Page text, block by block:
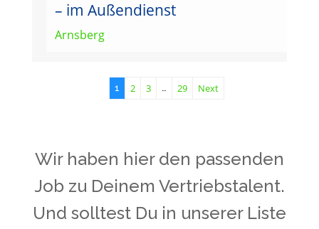
– im Außendienst
Arnsberg
1 2 3 … 29 Next
Wir haben hier den passenden
Job zu Deinem Vertriebstalent.
Und solltest Du in unserer Liste